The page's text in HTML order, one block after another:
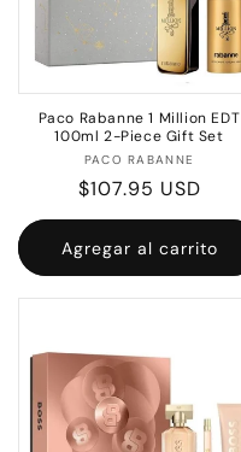
Paco Rabanne 1 Million EDT
100ml 2-Piece Gift Set
Proveedor:
PACO RABANNE
Precio
habitual
$107.95 USD
Agregar al carrito